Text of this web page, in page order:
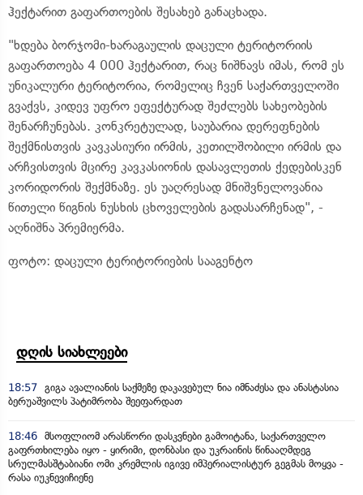
ჰექტარით გაფართოების შესახებ განაცხადა.
"ხდება ბორჯომი-ხარაგაულის დაცული ტერიტორიის
გაფართოება 4 000 ჰექტარით, რაც ნიშნავს იმას, რომ ეს
უნიკალური ტერიტორია, რომელიც ჩვენ საქართველოში
გვაქვს, კიდევ უფრო ეფექტურად შეძლებს სახეობების
შენარჩუნებას. კონკრეტულად, საუბარია დერეფნების
შექმნისთვის კავკასიური ირმის, კეთილშობილი ირმის და
არჩვისთვის მცირე კავკასიონის დასავლეთის ქედებისკენ
კორიდორის შექმნაზე. ეს უაღრესად მნიშვნელოვანია
წითელი წიგნის ნუსხის ცხოველების გადასარჩენად", -
აღნიშნა პრემიერმა.
ფოტო: დაცული ტერიტორიების სააგენტო
დღის სიახლეები
18:57 გიგა ავალიანის საქმეზე დაკავებულ ნია იმნაძესა და ანასტასია
ბერუაშვილს პატიმრობა შეეფარდათ
18:46 მსოფლიომ არასწორი დასკვნები გამოიტანა, საქართველო
გაფრთხილება იყო - ყირიმი, დონბასი და უკრაინის წინააღმდეგ
სრულმასშტაბიანი ომი კრემლის იგივე იმპერიალისტურ გეგმას მოყვა -
რასა იუკნევიჩიენე